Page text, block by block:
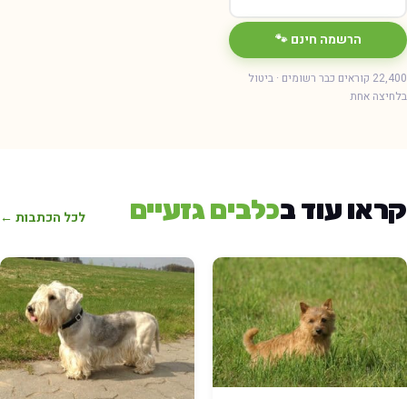
הרשמה חינם 🐾
22,400 קוראים כבר רשומים · ביטול
בלחיצה אחת
קראו עוד בכלבים גזעיים לכל הכתבות ←